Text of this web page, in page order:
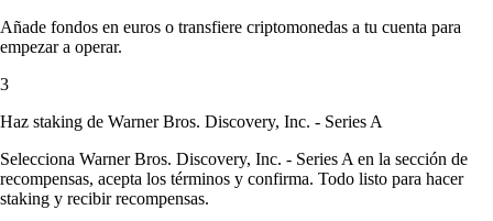
Añade fondos en euros o transfiere criptomonedas a tu cuenta para
empezar a operar.
3
Haz staking de Warner Bros. Discovery, Inc. - Series A
Selecciona Warner Bros. Discovery, Inc. - Series A en la sección de
recompensas, acepta los términos y confirma. Todo listo para hacer
staking y recibir recompensas.